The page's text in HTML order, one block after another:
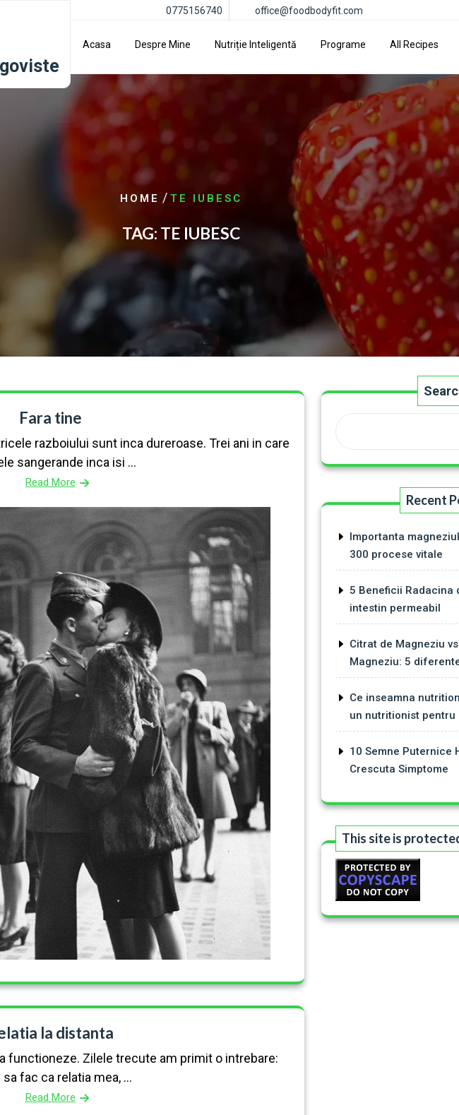
0775156740 office@foodbodyfit.com
Acasa Despre Mine Nutriție Inteligentă Programe All Recipes
HOME /TE IUBESC
TAG: TE IUBESC
Fara tine
razboiului sunt inca dureroase. Trei ani in care
sangerande inca isi ...
Read More
la distanta
functioneze. Zilele trecute am primit o intrebare:
sa fac ca relatia mea, ...
Read More
Recent
Importanta
300 procese vitale
5 Beneficii Radacina
intestin permeabil
Citrat de Magneziu
Magneziu: 5
Ce inseamna
un nutritionist pentru
10 Semne Puternice
Crescuta Simptome
This site is